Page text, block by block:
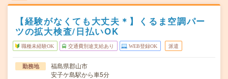
【経験がなくても大丈夫＊】くるま空調パー
ツの拡大検査/日払いOK
職種未経験OK 交通費別途支給あり WEB登録OK 派遣
勤務地
福島県郡山市
安子ケ島駅から車5分